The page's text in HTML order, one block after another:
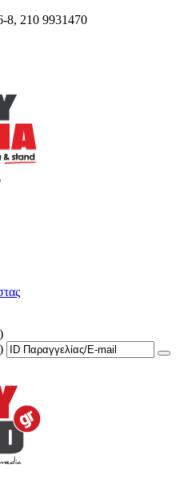
8, 210 9931470